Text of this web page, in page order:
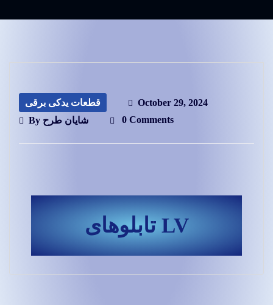
قطعات یدکی برقی
October 29, 2024
By شایان طرح 0 Comments
تابلوهای LV